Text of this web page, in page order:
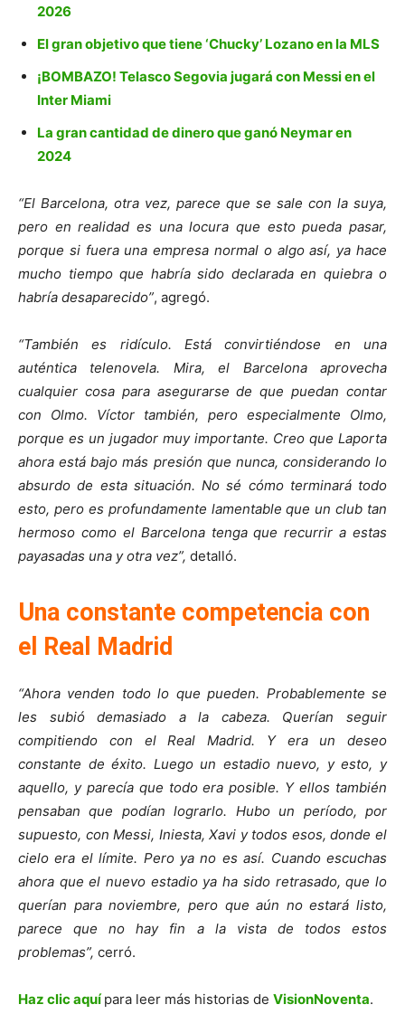
2026
El gran objetivo que tiene ‘Chucky’ Lozano en la MLS
¡BOMBAZO! Telasco Segovia jugará con Messi en el
Inter Miami
La gran cantidad de dinero que ganó Neymar en
2024
“El Barcelona, otra vez, parece que se sale con la suya,
pero en realidad es una locura que esto pueda pasar,
porque si fuera una empresa normal o algo así, ya hace
mucho tiempo que habría sido declarada en quiebra o
habría desaparecido”, agregó.
“También es ridículo. Está convirtiéndose en una
auténtica telenovela. Mira, el Barcelona aprovecha
cualquier cosa para asegurarse de que puedan contar
con Olmo. Víctor también, pero especialmente Olmo,
porque es un jugador muy importante. Creo que Laporta
ahora está bajo más presión que nunca, considerando lo
absurdo de esta situación. No sé cómo terminará todo
esto, pero es profundamente lamentable que un club tan
hermoso como el Barcelona tenga que recurrir a estas
payasadas una y otra vez”, detalló.
Una constante competencia con
el Real Madrid
“Ahora venden todo lo que pueden. Probablemente se
les subió demasiado a la cabeza. Querían seguir
compitiendo con el Real Madrid. Y era un deseo
constante de éxito. Luego un estadio nuevo, y esto, y
aquello, y parecía que todo era posible. Y ellos también
pensaban que podían lograrlo. Hubo un período, por
supuesto, con Messi, Iniesta, Xavi y todos esos, donde el
cielo era el límite. Pero ya no es así. Cuando escuchas
ahora que el nuevo estadio ya ha sido retrasado, que lo
querían para noviembre, pero que aún no estará listo,
parece que no hay fin a la vista de todos estos
problemas”, cerró.
Haz clic aquí para leer más historias de VisionNoventa.